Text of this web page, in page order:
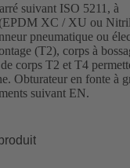
suivant ISO 5211, à
(EPDM XC / XU ou
pneumatique ou
(T2), corps à
corps T2 et T4
Obturateur en fonte à
suivant EN.